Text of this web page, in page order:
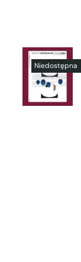
SZCZEGÓŁY